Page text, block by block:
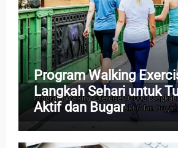
Program Walking
Langkah Sehari untuk
Aktif dan Bugar